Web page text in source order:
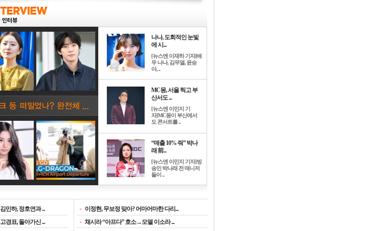
나나, 도회적인 눈빛
에 시...
[뉴스엔 이재하 기자]배
우 나나, 김무열, 윤승
아, ..
MC몽, 서울 찍고 부
산서도 ...
[뉴스엔 이민지 기
자]MC몽이 부산에서
도 콘서트를 ..
“매출 10% 줘” 박나
래 前...
[뉴스엔 이민지 기자]방
송인 박나래 전 매니저
들이 ..
김민하, 정호연과 ...
고경표, 돌아가신 ...
- 이정현, 무보정 맞아? 어마어마한 다리...
- 채시라 “아프다” 호소→모델 이소라 ...